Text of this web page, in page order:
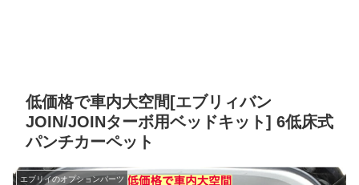
低価格で車内大空間[エブリィバン
JOIN/JOINターボ用ベッドキット] 6低床式
パンチカーペット
エブリイのオプションパーツ